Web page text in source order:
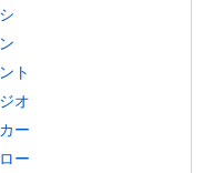
ト
オ
ー
ー